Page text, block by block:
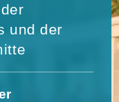
und der